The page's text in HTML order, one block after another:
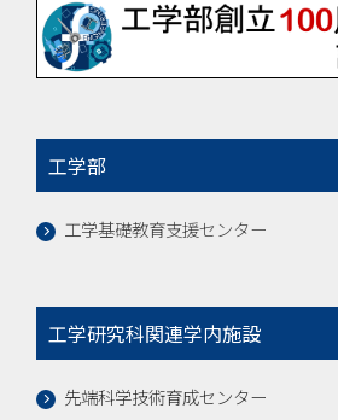
工学部
工学基礎教育支援センター
工学研究科関連学内施設
先端科学技術育成センター